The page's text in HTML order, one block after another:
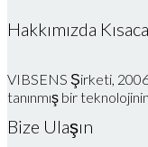
Hakkımızda Kısaca
VIBSENS Şirketi, 2006
tanınmış bir
Bize Ulaşın